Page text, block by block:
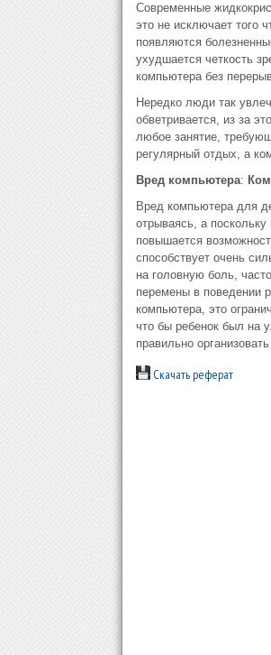
Современные
это не исключает того
появляются
ухудшается четкость
компьютера без
Нередко люди так
обветривается, из за
любое занятие,
регулярный отдых, а
Вред компьютера:
Вред компьютера для
отрываясь, а
повышается
способствует очень
на головную боль,
перемены в поведении
компьютера, это
что бы ребенок был на
правильно
Скачать реферат